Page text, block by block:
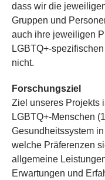
dass wir die
Gruppen und
auch ihre jeweiligen
LGBTQ+-
nicht.
Forschungsziel
Ziel unseres Projekts
LGBTQ+-Menschen
Gesundheitssystem
welche Präferenzen
allgemeine
Erwartungen und